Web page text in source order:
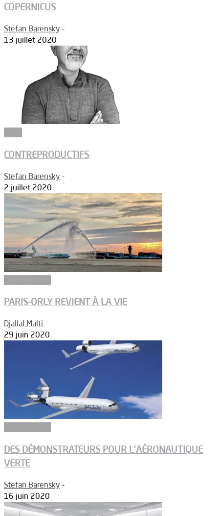
COPERNICUS
Stefan Barensky -
13 juillet 2020
CONTREPRODUCTIFS
Stefan Barensky -
2 juillet 2020
PARIS-ORLY REVIENT À LA VIE
Djallal Malti -
29 juin 2020
DES DÉMONSTRATEURS POUR L’AÉRONAUTIQUE
VERTE
Stefan Barensky -
16 juin 2020